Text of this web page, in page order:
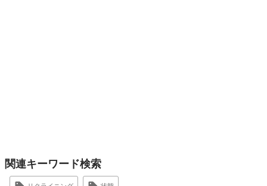
関連キーワード検索